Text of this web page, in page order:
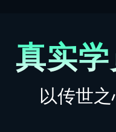
真实
以传世